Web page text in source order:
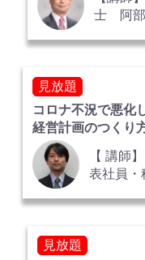
士 阿
見放題
コロナ不況で悪化
経営計画のつくり
【 講師
表社員
見放題